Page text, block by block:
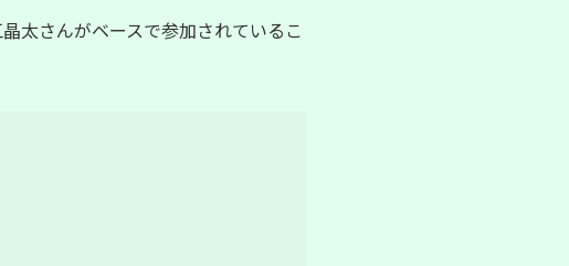
太さんがベースで参加されているこ